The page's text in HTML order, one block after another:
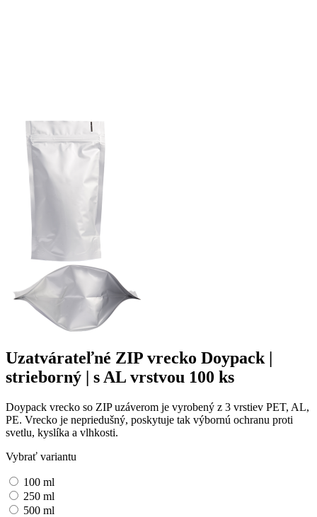
Uzatvárateľné ZIP vrecko Doypack |
strieborný | s AL vrstvou 100 ks
Doypack vrecko so ZIP uzáverom je vyrobený z 3 vrstiev PET, AL,
PE. Vrecko je nepriedušný, poskytuje tak výbornú ochranu proti
svetlu, kyslíka a vlhkosti.
Vybrať variantu
100 ml
250 ml
500 ml